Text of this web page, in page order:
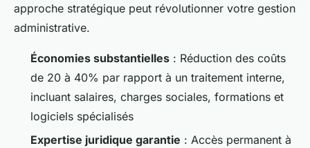
approche stratégique peut révolutionner votre gestion
administrative.
Économies substantielles : Réduction des coûts
de 20 à 40% par rapport à un traitement interne,
incluant salaires, charges sociales, formations et
logiciels spécialisés
Expertise juridique garantie : Accès permanent à